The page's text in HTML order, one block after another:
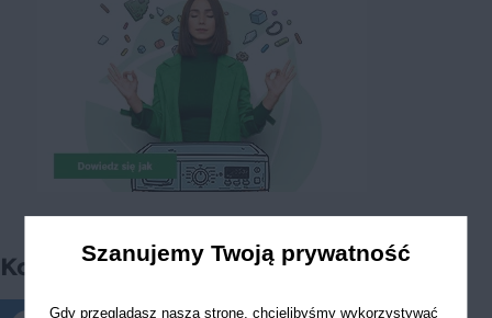
KomentarzeSzanujemy Twoją prywatność
Gdy przeglądasz naszą stronę, chcielibyśmy wykorzystywać